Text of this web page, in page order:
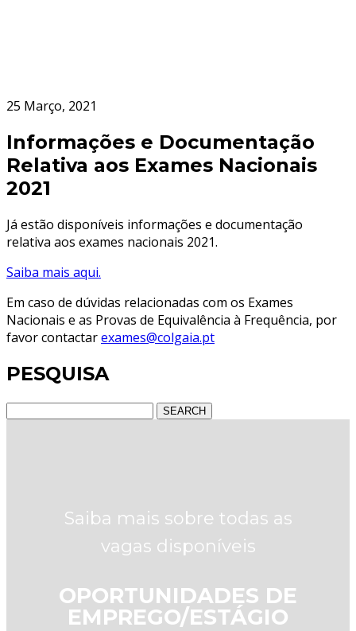
25 Março, 2021
Informações e Documentação
Relativa aos Exames Nacionais
2021
Já estão disponíveis informações e documentação
relativa aos exames nacionais 2021.
Saiba mais aqui.
Em caso de dúvidas relacionadas com os Exames
Nacionais e as Provas de Equivalência à Frequência, por
favor contactarexames@colgaia.pt
PESQUISA
SEARCH
Saiba mais sobre todas as
vagas disponíveis
OPORTUNIDADES DE
EMPREGO/ESTÁGIO